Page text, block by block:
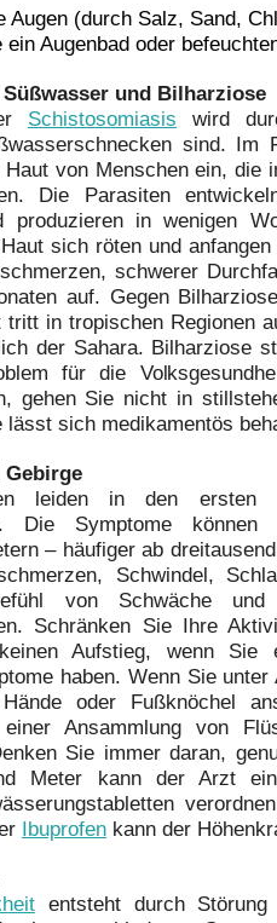
Augen (durch Salz, Sand,
ein Augenbad oder
und Bilharziose
Schistosomiasis wird
sind. Im
von Menschen ein, die
Die Parasiten
produzieren in wenigen
sich röten und
schwerer
auf. Gegen
tritt in tropischen Regionen
der Sahara. Bilharziose
für die
gehen Sie nicht in
lässt sich medikamentös
Gebirge
leiden in den ersten
Die Symptome
– häufiger ab
Schwindel,
von Schwäche und
Schränken Sie Ihre
Aufstieg, wenn
haben. Wenn Sie
oder Fußknöchel
Ansammlung von
Sie immer daran,
Meter kann der Arzt
Ibuprofen kann der
entsteht durch Störung